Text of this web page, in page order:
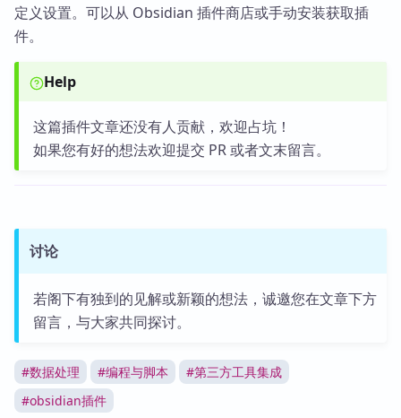
定义设置。可以从 Obsidian 插件商店或手动安装获取插
件。
Help
这篇插件文章还没有人贡献，欢迎占坑！
如果您有好的想法欢迎提交 PR 或者文末留言。
讨论
若阁下有独到的见解或新颖的想法，诚邀您在文章下方
留言，与大家共同探讨。
#数据处理 #编程与脚本 #第三方工具集成
#obsidian插件